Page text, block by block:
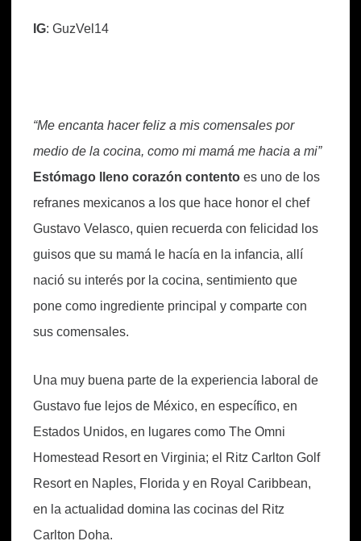
IG: GuzVel14
“Me encanta hacer feliz a mis comensales por
medio de la cocina, como mi mamá me hacia a mi”
Estómago lleno corazón contento es uno de los
refranes mexicanos a los que hace honor el chef
Gustavo Velasco, quien recuerda con felicidad los
guisos que su mamá le hacía en la infancia, allí
nació su interés por la cocina, sentimiento que
pone como ingrediente principal y comparte con
sus comensales.
Una muy buena parte de la experiencia laboral de
Gustavo fue lejos de México, en específico, en
Estados Unidos, en lugares como The Omni
Homestead Resort en Virginia; el Ritz Carlton Golf
Resort en Naples, Florida y en Royal Caribbean,
en la actualidad domina las cocinas del Ritz
Carlton Doha.